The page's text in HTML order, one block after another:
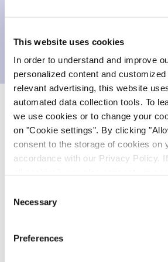
This website uses cookies
In order to understand and improve
personalized content and
relevant advertising, this website
automated data collection tools. To
we use cookies or to change your
on "Cookie settings". By clicking
consent to the storage of cookies on
accordance with our Privacy Policy.
recipients outside the European
might not have an adequate level of
protection law. In this case, there is
authorities can access your data
Selection
Necessary
Preferences
Herunterladen
Contact Our Investor
Please take a moment to provide
Please be assured that your
with the utmost confidentiality and in